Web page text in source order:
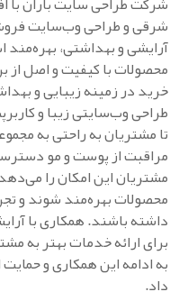
شرقی و طراحی وب‌سایت
آرایشی و بهداشتی،
محصولات با کیفیت و اصل از
خرید در زمینه زیبایی و
طراحی وب‌سایتی زیبا و
تا مشتریان به راحتی به
مراقبت از پوست و مو
مشتریان این امکان را
محصولات بهره‌مند شوند و
داشته باشند. همکاری با
برای ارائه خدمات بهتر به
به ادامه این همکاری و
داد.